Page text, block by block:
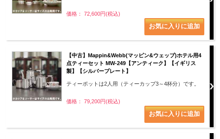
価格： 72,600円(税込)
【中古】Mappin&Webb(マッピン&ウェッブ)ホテル用4
点ティーセット MW-249【アンティーク】【イギリス
製】【シルバープレート】
ティーポットは2人用（ティーカップ3～4杯分）です。
価格： 79,200円(税込)